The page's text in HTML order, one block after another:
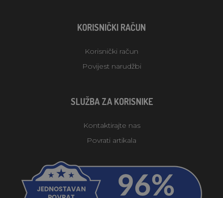
KORISNIČKI RAČUN
Korisnički račun
Povijest narudžbi
SLUŽBA ZA KORISNIKE
Kontaktirajte nas
Povrati artikala